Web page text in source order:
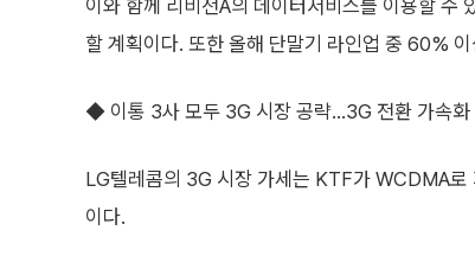
이와 함께 리비전A의 데이터서비스를 이용할 수
할 계획이다. 또한 올해 단말기 라인업 중 60%
◆ 이통 3사 모두 3G 시장 공략...3G 전환 가속화
LG텔레콤의 3G 시장 가세는 KTF가 WCDMA
이다.